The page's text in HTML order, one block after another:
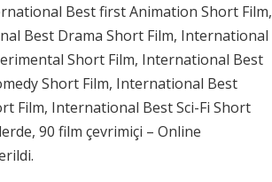
Best first Animation Short Film,
Best Drama Short Film, International
Short Film, International Best
Short Film, International Best
Film, International Best Sci-Fi Short
90 film çevrimiçi – Online